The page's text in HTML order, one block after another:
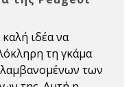
ιδέα να
τη γκάμα
των